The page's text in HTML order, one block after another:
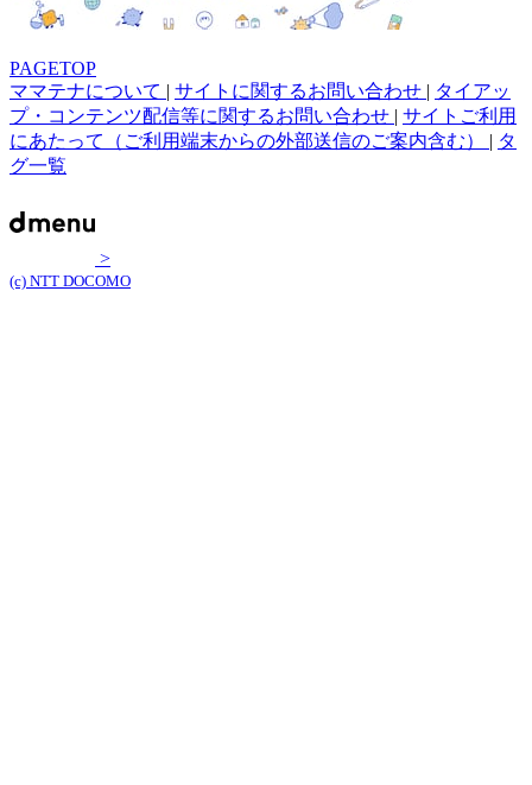
PAGETOP
ママテナについて | サイトに関するお問い合わせ | タイアッ
プ・コンテンツ配信等に関するお問い合わせ | サイトご利用
にあたって（ご利用端末からの外部送信のご案内含む） | タ
グ一覧
>
(c) NTT DOCOMO